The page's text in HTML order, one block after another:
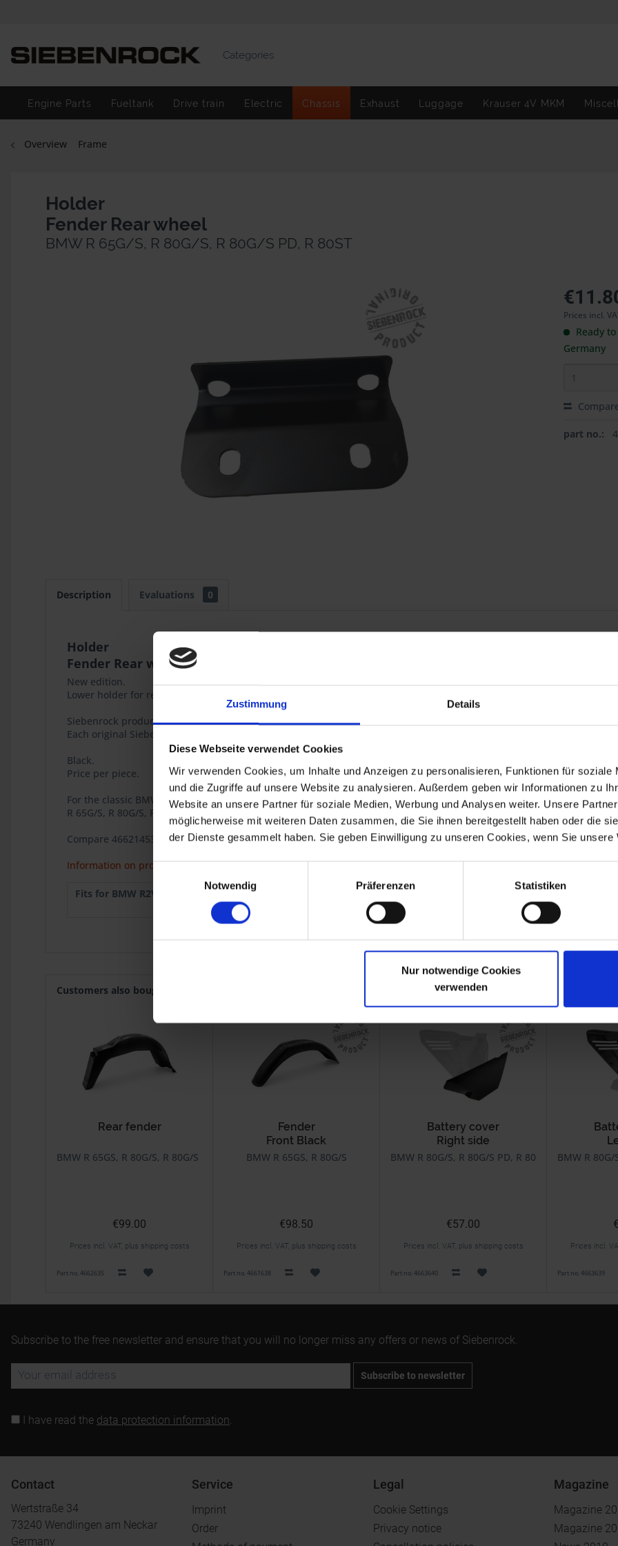
Zustimmung Details
Diese Webseite verwendet Cookies
Wir verwenden Cookies, um Inhalte und Anzeigen zu personalisieren, Funktionen für soziale
und die Zugriffe auf unsere Website zu analysieren. Außerdem geben wir Informationen zu
Website an unsere Partner für soziale Medien, Werbung und Analysen weiter. Unsere
möglicherweise mit weiteren Daten zusammen, die Sie ihnen bereitgestellt haben oder die
der Dienste gesammelt haben. Sie geben Einwilligung zu unseren Cookies, wenn Sie unsere
Einwilligungsauswahl
Notwendig
Präferenzen Statistiken
Nur notwendige Cookies
verwenden
Categories
Engine Parts Fueltank Drive train Electric Chassis Exhaust Luggage Krauser 4V MKM
Overview Frame
Holder
Fender Rear wheel
BMW R 65G/S, R 80G/S, R 80G/S PD, R 80ST
Prices incl.
Ready
Germany
part no.:
Description Evaluations 0
Holder
Fender Rear wheel
New edition.
Lower holder for rear fender.
Siebenrock product
Each original Siebenrock product bears this seal that guarantees you the highest quality, consistently optimized down
Black.
Price per piece.
For the classic BMW R 2V Boxer models
R 65G/S, R 80G/S, R 80G/S PD and R 80ST.
Compare 46621453698E, 46 62 1 453 698E
Information on product safety
Fits for BMW R2V: R 65GS R 80G/S
1980-1987
R 80ST
Customers also bought
Rear fender
BMW R 65GS, R 80G/S, R 80G/S PD, 80ST
€99.00
Prices incl. VAT, plus shipping costs
Part no. 4662635
Fender
Front Black
BMW R 65GS, R 80G/S
€98.50
Prices incl. VAT, plus shipping costs
Part no. 4661638
Battery cover
Right side
BMW R 80G/S, R 80G/S PD, R 80ST, R 65GS
€57.00
Prices incl. VAT, plus shipping costs
Part no. 4663640
BMW R 80G/
Prices incl.
Part no. 4663639
Subscribe to the free newsletter and ensure that you will no longer miss any offers or news of Siebenrock.
Subscribe to newsletter
I have read the data protection information.
Contact
Wertstraße 34
73240 Wendlingen am Neckar
Germany
Service
Imprint
Order
Legal
Cookie Settings
Privacy notice
Magazine
Magazine
Magazine